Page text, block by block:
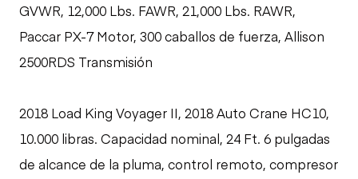
GVWR, 12,000 Lbs. FAWR, 21,000 Lbs. RAWR,
Paccar PX-7 Motor, 300 caballos de fuerza, Allison
2500RDS Transmisión
2018 Load King Voyager II, 2018 Auto Crane HC10,
10.000 libras. Capacidad nominal, 24 Ft. 6 pulgadas
de alcance de la pluma, control remoto, compresor